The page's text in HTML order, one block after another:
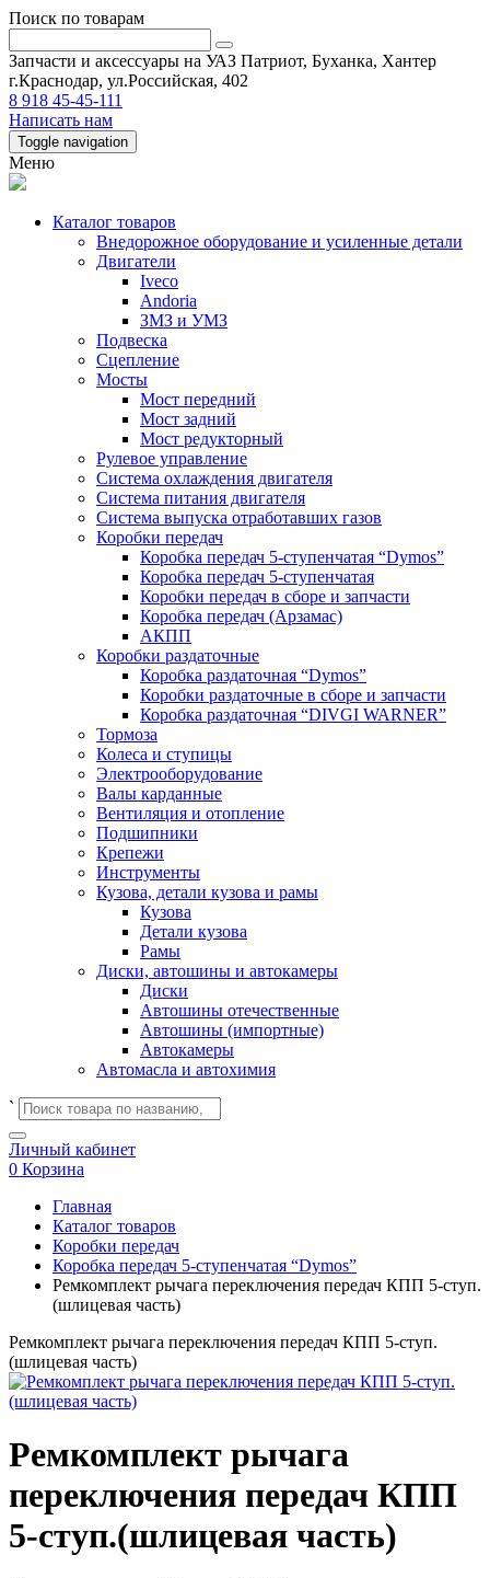
Поиск по товарам
Запчасти и аксессуары на УАЗ Патриот, Буханка, Хантер
г.Краснодар, ул.Российская, 402
8 918 45-45-111
Написать нам
Toggle navigation
Меню
Каталог товаров
Внедорожное оборудование и усиленные детали
Двигатели
Iveco
Andoria
ЗМЗ и УМЗ
Подвеска
Сцепление
Мосты
Мост передний
Мост задний
Мост редукторный
Рулевое управление
Система охлаждения двигателя
Система питания двигателя
Система выпуска отработавших газов
Коробки передач
Коробка передач 5-ступенчатая “Dymos”
Коробка передач 5-ступенчатая
Коробки передач в сборе и запчасти
Коробка передач (Арзамас)
АКПП
Коробки раздаточные
Коробка раздаточная “Dymos”
Коробки раздаточные в сборе и запчасти
Коробка раздаточная “DIVGI WARNER”
Тормоза
Колеса и ступицы
Электрооборудование
Валы карданные
Вентиляция и отопление
Подшипники
Крепежи
Инструменты
Кузова, детали кузова и рамы
Кузова
Детали кузова
Рамы
Диски, автошины и автокамеры
Диски
Автошины отечественные
Автошины (импортные)
Автокамеры
Автомасла и автохимия
`
Личный кабинет
0 Корзина
Главная
Каталог товаров
Коробки передач
Коробка передач 5-ступенчатая “Dymos”
Ремкомплект рычага переключения передач КПП 5-ступ.
(шлицевая часть)
Ремкомплект рычага переключения передач КПП 5-ступ.
(шлицевая часть)
Ремкомплект рычага
переключения передач КПП
5-ступ.(шлицевая часть)